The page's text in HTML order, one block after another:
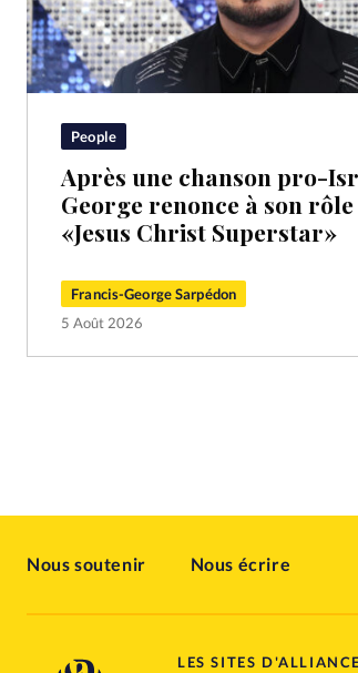
People
Après une chanson pro-
George renonce à son
«Jesus Christ Superstar»
Francis-George Sarpédon
5 Août 2026
Nous soutenir Nous écrire
LES SITES